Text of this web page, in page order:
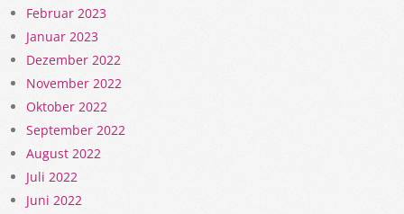
Februar 2023
Januar 2023
Dezember 2022
November 2022
Oktober 2022
September 2022
August 2022
Juli 2022
Juni 2022